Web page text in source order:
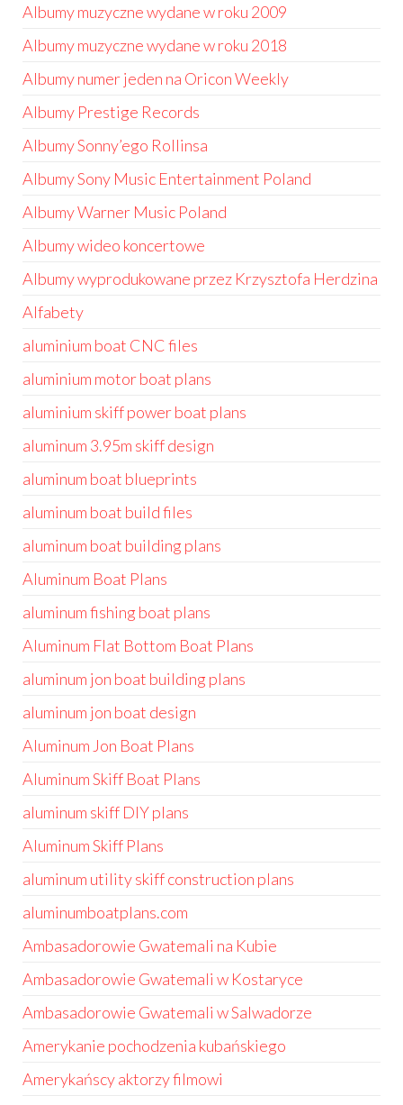
Albumy muzyczne wydane w roku 2009
Albumy muzyczne wydane w roku 2018
Albumy numer jeden na Oricon Weekly
Albumy Prestige Records
Albumy Sonny’ego Rollinsa
Albumy Sony Music Entertainment Poland
Albumy Warner Music Poland
Albumy wideo koncertowe
Albumy wyprodukowane przez Krzysztofa Herdzina
Alfabety
aluminium boat CNC files
aluminium motor boat plans
aluminium skiff power boat plans
aluminum 3.95m skiff design
aluminum boat blueprints
aluminum boat build files
aluminum boat building plans
Aluminum Boat Plans
aluminum fishing boat plans
Aluminum Flat Bottom Boat Plans
aluminum jon boat building plans
aluminum jon boat design
Aluminum Jon Boat Plans
Aluminum Skiff Boat Plans
aluminum skiff DIY plans
Aluminum Skiff Plans
aluminum utility skiff construction plans
aluminumboatplans.com
Ambasadorowie Gwatemali na Kubie
Ambasadorowie Gwatemali w Kostaryce
Ambasadorowie Gwatemali w Salwadorze
Amerykanie pochodzenia kubańskiego
Amerykańscy aktorzy filmowi